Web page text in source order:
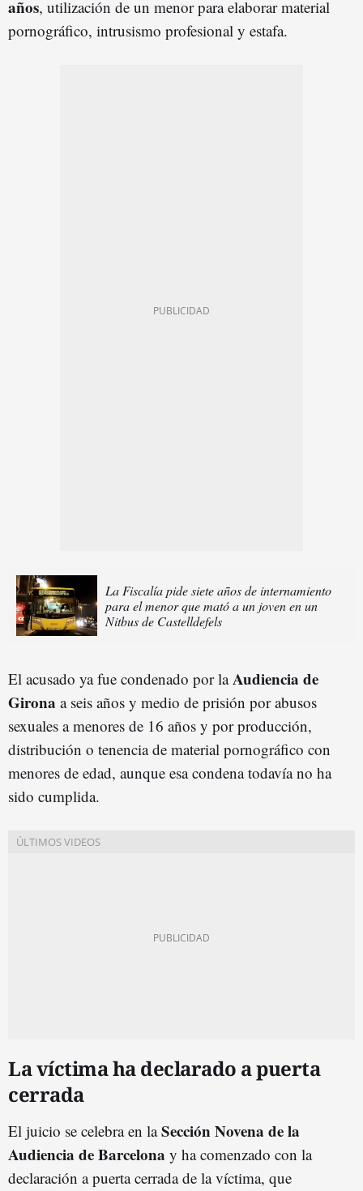
años, utilización de un menor para elaborar material
pornográfico, intrusismo profesional y estafa.
La Fiscalía pide siete años de internamiento
para el menor que mató a un joven en un
Nitbus de Castelldefels
El acusado ya fue condenado por laAudiencia de
Girona a seis años y medio de prisión por abusos
sexuales a menores de 16 años y por producción,
distribución o tenencia de material pornográfico con
menores de edad, aunque esa condena todavía no ha
sido cumplida.
La víctima ha declarado a puerta
cerrada
El juicio se celebra en laSección Novena de la
Audiencia de Barcelona y ha comenzado con la
declaración a puerta cerrada de la víctima, que